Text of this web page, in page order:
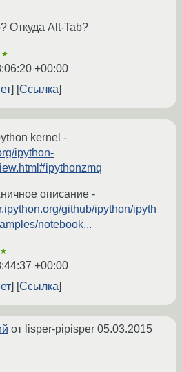
Откуда Alt-Tab?
+00:00
Ссылка
kernel -
ipython-
описание -
github/ipython/ipyth
notebook...
+00:00
Ссылка
от lisper-pipisper 05.03.2015